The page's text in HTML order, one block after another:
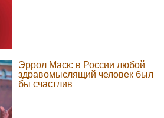
Эррол Маск: в России любой
здравомыслящий человек был
бы счастлив